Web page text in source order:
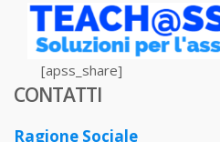
[apss_share]
CONTATTI
Ragione Sociale